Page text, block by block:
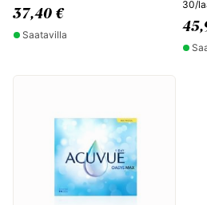
37,40 €
Saatavilla
30/